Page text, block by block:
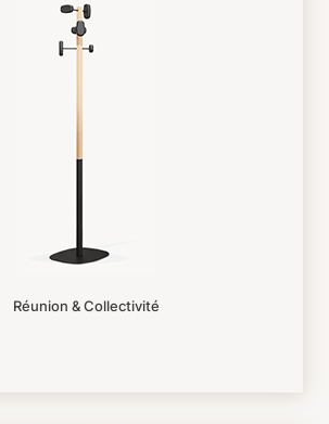
Réunion & Collectivité